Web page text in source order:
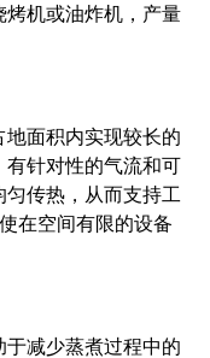
烤机或油炸机，产量
面积内实现较长的
有针对性的气流和可
传热，从而支持工
在空间有限的设备
减少蒸煮过程中的